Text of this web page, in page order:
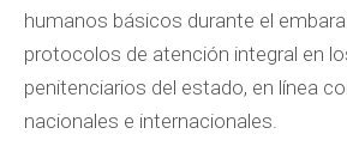
humanos básicos durante el
protocolos de atención integral en
penitenciarios del estado, en línea
nacionales e internacionales.